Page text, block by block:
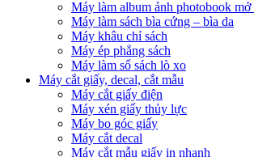
Máy làm album ảnh photobook mở
Máy làm sách bìa cứng – bìa da
Máy khâu chỉ sách
Máy ép phẳng sách
Máy làm sổ sách lò xo
Máy cắt giấy, decal, cắt mẫu
Máy cắt giấy điện
Máy xén giấy thủy lực
Máy bo góc giấy
Máy cắt decal
Máy cắt mẫu giấy in nhanh